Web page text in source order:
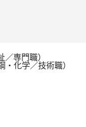
専門職）
化学／技術職）